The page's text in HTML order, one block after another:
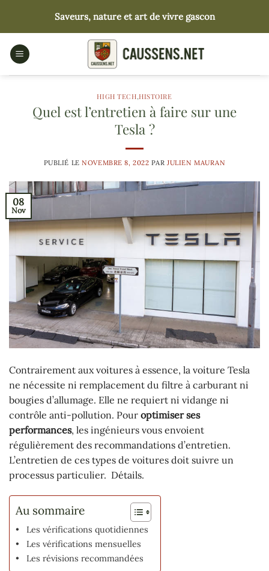
contenu
Saveurs, nature et art de vivre gascon
HIGH TECH,HISTOIRE
Quel est l’entretien à faire sur une
Tesla ?
PUBLIÉ LENOVEMBRE 8, 2022 PAR JULIEN MAURAN
08
Nov
Contrairement aux voitures à essence, la voiture Tesla
ne nécessite ni remplacement du filtre à carburant ni
bougies d’allumage. Elle ne requiert ni vidange ni
contrôle anti-pollution. Pour optimiser ses
performances, les ingénieurs vous envoient
régulièrement des recommandations d’entretien.
L’entretien de ces types de voitures doit suivre un
processus particulier. Détails.
Au sommaire
Les vérifications quotidiennes
Les vérifications mensuelles
Les révisions recommandées